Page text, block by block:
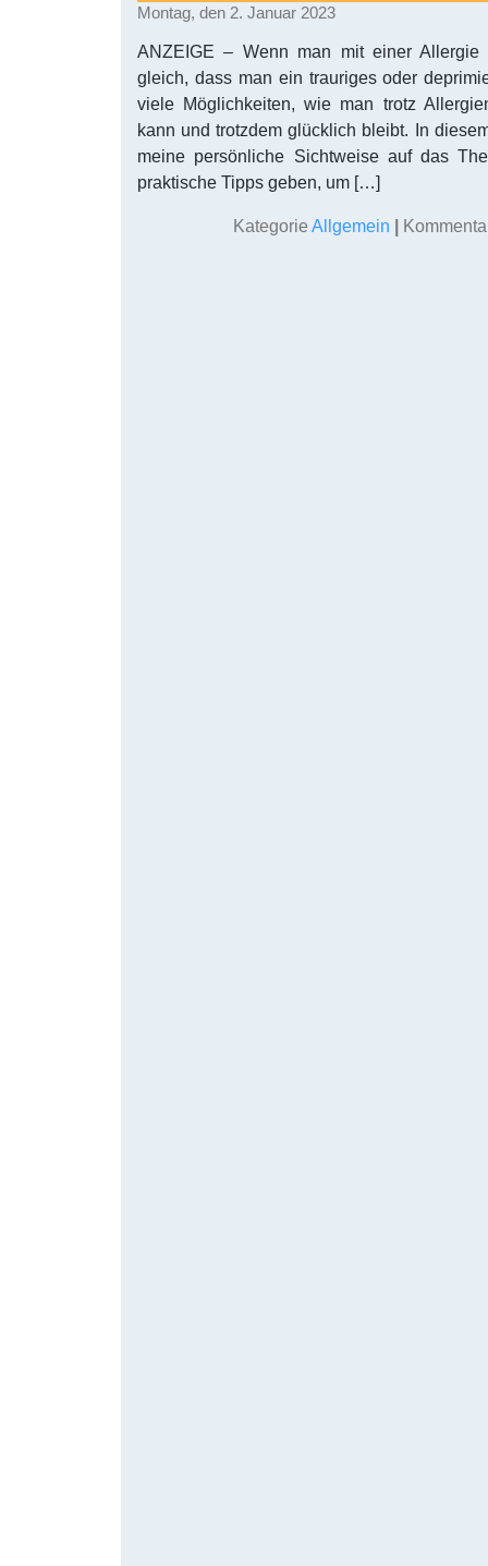
Montag, den 2. Januar 2023
ANZEIGE – Wenn man mit einer
gleich, dass man ein trauriges oder
viele Möglichkeiten, wie man trotz
kann und trotzdem glücklich bleibt. In
meine persönliche Sichtweise auf das
praktische Tipps geben, um […]
Kategorie Allgemein |